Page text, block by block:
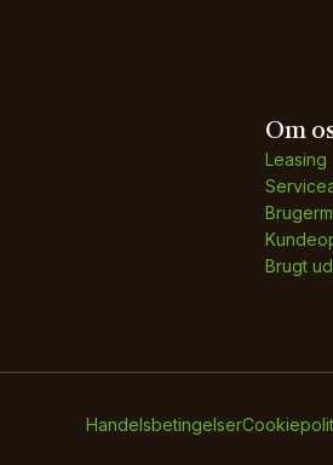
Om
Leasing
Brugt
Handelsbetingelser